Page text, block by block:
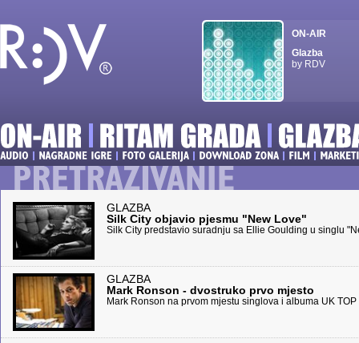
ON-AIR
Glazba
by RDV
GLAZBA
Silk City objavio pjesmu "New Love"
Silk City predstavio suradnju sa Ellie Goulding u singlu
GLAZBA
Mark Ronson - dvostruko prvo mjesto
Mark Ronson na prvom mjestu singlova i albuma UK TOP